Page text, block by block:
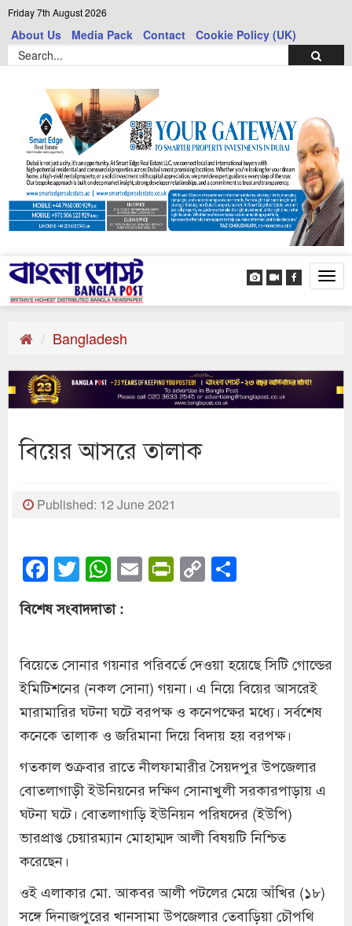
Friday 7th August 2026
About Us Media Pack Contact Cookie Policy (UK)
Bangladesh
বিয়ের আসরে তালাক
Published: 12 June 2021
Facebook
Twitter
WhatsApp
EmailPrintFriendly
Copy
Link
বিশেষ সংবাদদাতা :
বিয়েতে সোনার গয়নার পরিবর্তে দেওয়া হয়েছে সিটি গোল্ডের
ইমিটিশনের (নকল সোনা) গয়না। এ নিয়ে বিয়ের আসরেই
মারামারির ঘটনা ঘটে বরপক্ষ ও কনেপক্ষের মধ্যে। সর্বশেষ
কনেকে তালাক ও জরিমানা দিয়ে বিদায় হয় বরপক্ষ।
গতকাল শুক্রবার রাতে নীলফামারীর সৈয়দপুর উপজেলার
বোতলাগাড়ী ইউনিয়নের দক্ষিণ সোনাখুলী সরকারপাড়ায় এ
ঘটনা ঘটে। বোতলাগাড়ি ইউনিয়ন পরিষদের (ইউপি)
ভারপ্রাপ্ত চেয়ারম্যান মোহাম্মদ আলী বিষয়টি নিশ্চিত
করেছেন।
ওই এলাকার মো. আকবর আলী পটলের মেয়ে আঁখির (১৮)
সঙ্গে দিনাজপুরের খানসামা উপজেলার তেবাড়িয়া চৌপথি